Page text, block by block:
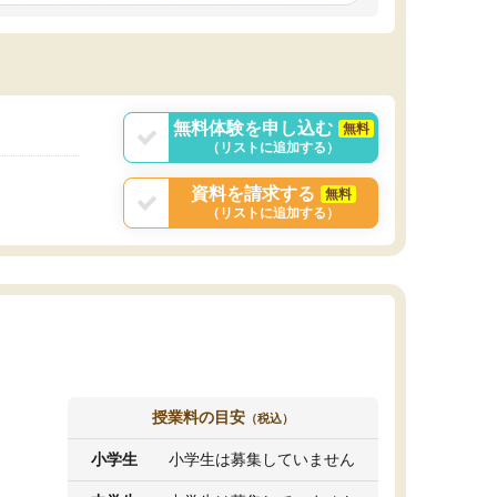
あれば自学自習で
からず辞めること
と感じました。
無料体験を申し込む
無料
（リストに追加する）
資料を請求する
無料
（リストに追加する）
授業料の目安 （税込）
小学生 小学生は募集していません